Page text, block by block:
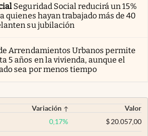
Seguridad Social reducirá un 15%
quienes hayan trabajado más de 40
su jubilación
Arrendamientos Urbanos permite
5 años en la vivienda, aunque el
sea por menos tiempo
Variación
Valor
0,17% $20.057,00